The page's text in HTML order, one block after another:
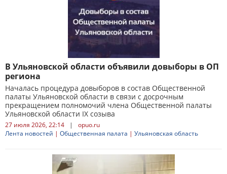
В Ульяновской области объявили довыборы в ОП
региона
Началась процедура довыборов в состав Общественной
палаты Ульяновской области в связи с досрочным
прекращением полномочий члена Общественной палаты
Ульяновской области IX созыва
27 июля 2026, 22:14 |
opuo.ru
Лента новостей | Общественная палата | Ульяновская область